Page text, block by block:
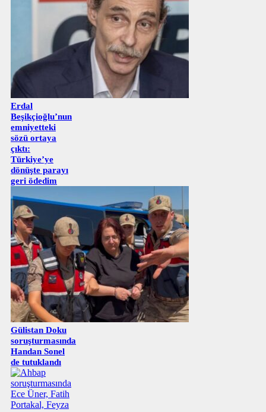
Erdal
Beşikçioğlu’nun
emniyetteki
sözü ortaya
çıktı:
Türkiye’ye
dönüşte parayı
geri ödedim
Gülistan Doku
soruşturmasında
Handan Sonel
de tutuklandı